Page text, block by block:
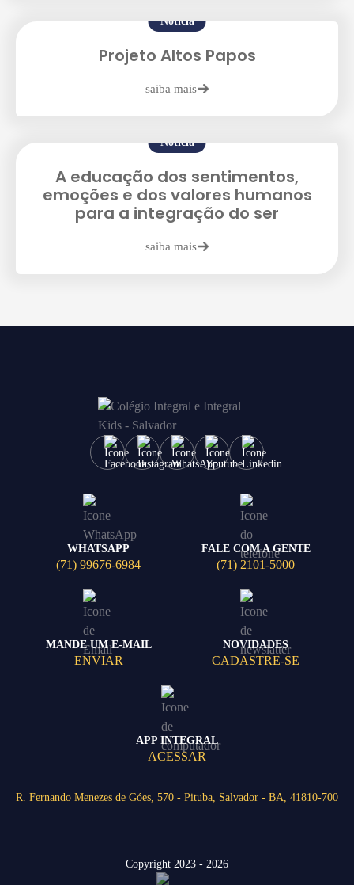
Notícia
Projeto Altos Papos
saiba mais
Notícia
A educação dos sentimentos,
emoções e dos valores humanos
para a integração do ser
saiba mais
WHATSAPP
(71) 99676-6984
FALE COM A GENTE
(71) 2101-5000
MANDE UM E-MAIL
ENVIAR
NOVIDADES
CADASTRE-SE
APP INTEGRAL
ACESSAR
R. Fernando Menezes de Góes, 570 - Pituba, Salvador - BA, 41810-700
Copyright 2023 - 2026
Agende uma visita
Enviar E-mail